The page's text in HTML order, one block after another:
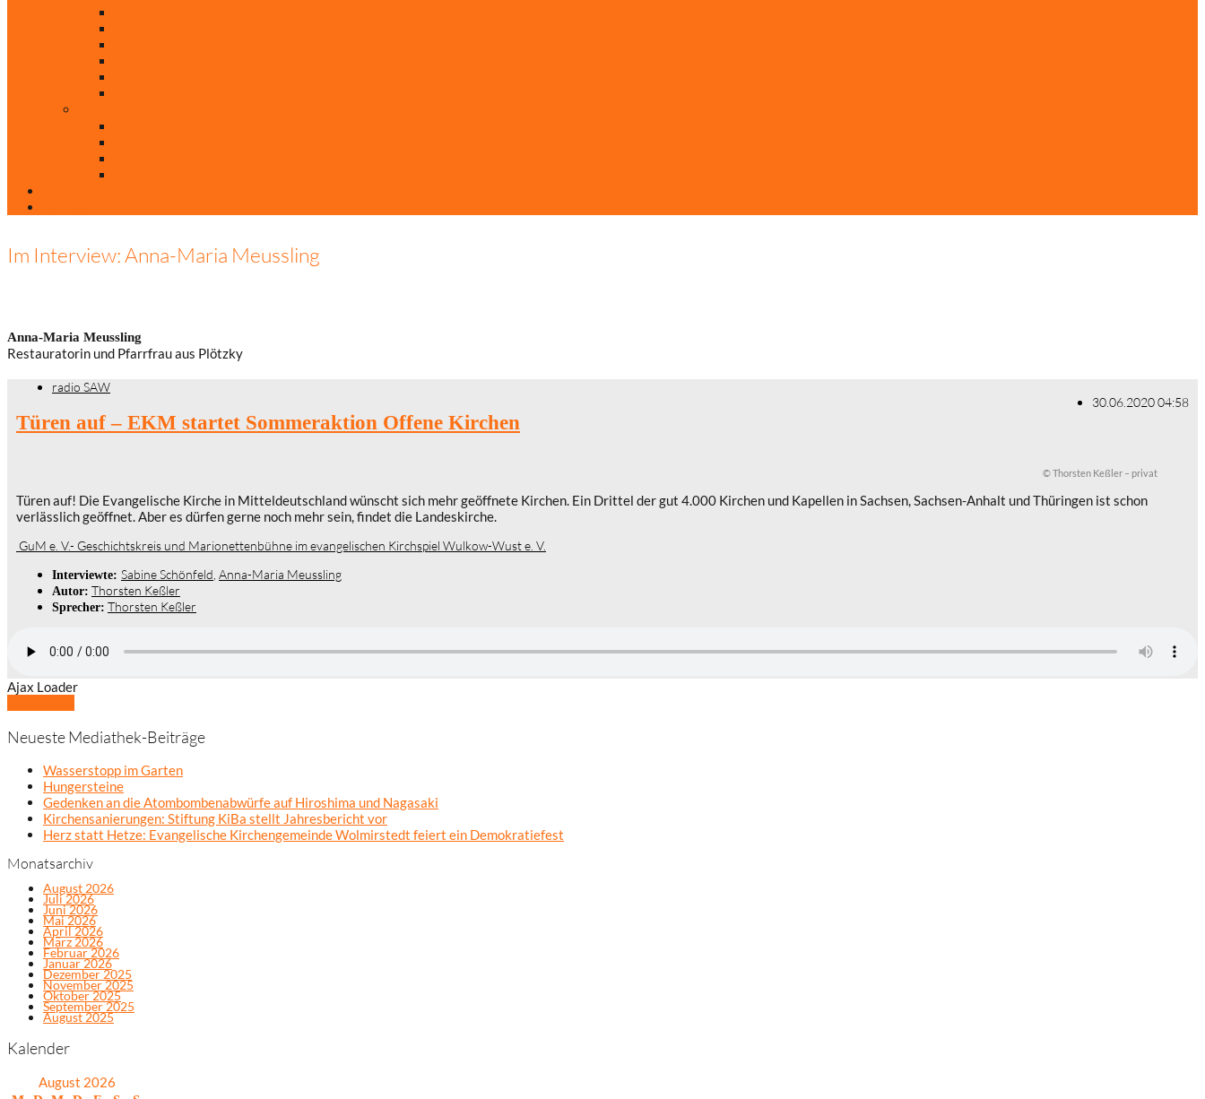
Im Interview: Anna-Maria Meussling
Anna-Maria Meussling
Restauratorin und Pfarrfrau aus Plötzky
radio SAW
30.06.2020 04:58
Türen auf – EKM startet Sommeraktion Offene Kirchen
© Thorsten Keßler – privat
Türen auf! Die Evangelische Kirche in Mitteldeutschland wünscht sich mehr geöffnete Kirchen. Ein Drittel der gut 4.000 Kirchen und Kapellen in Sachsen, Sachsen-Anhalt und Thüringen ist schon
verlässlich geöffnet. Aber es dürfen gerne noch mehr sein, findet die Landeskirche.
GuM e. V.- Geschichtskreis und Marionettenbühne im evangelischen Kirchspiel Wulkow-Wust e. V.
Interviewte: Sabine Schönfeld Anna-Maria Meussling
Autor: Thorsten Keßler
Sprecher: Thorsten Keßler
Ajax Loader
Neueste Mediathek-Beiträge
Wasserstopp im Garten
Hungersteine
Gedenken an die Atombombenabwürfe auf Hiroshima und Nagasaki
Kirchensanierungen: Stiftung KiBa stellt Jahresbericht vor
Herz statt Hetze: Evangelische Kirchengemeinde Wolmirstedt feiert ein Demokratiefest
Monatsarchiv
August 2026
Juli 2026
Juni 2026
Mai 2026
April 2026
März 2026
Februar 2026
Januar 2026
Dezember 2025
November 2025
Oktober 2025
September 2025
August 2025
Kalender
August 2026